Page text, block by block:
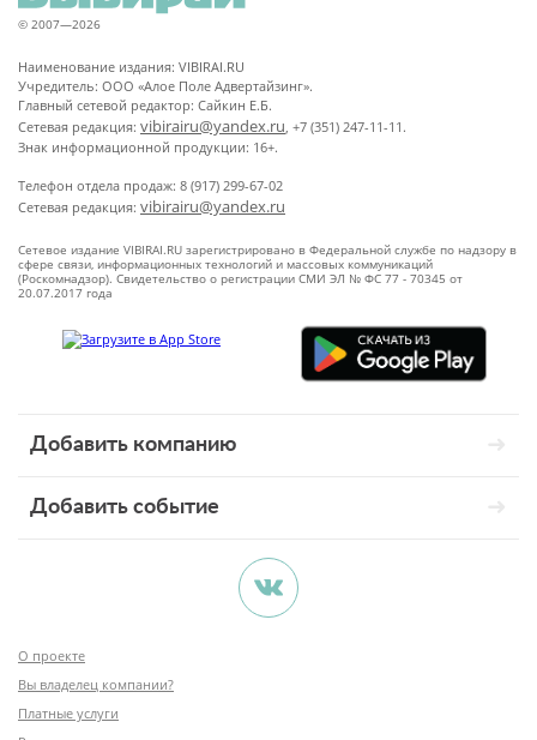
© 2007—2026
Наименование издания: VIBIRAI.RU
Учредитель: ООО «Алое Поле Адвертайзинг».
Главный сетевой редактор: Сайкин Е.Б.
Сетевая редакция: vibirairu@yandex.ru, +7 (351) 247-11-11.
Знак информационной продукции: 16+.
Телефон отдела продаж: 8 (917) 299-67-02
Сетевая редакция: vibirairu@yandex.ru
Сетевое издание VIBIRAI.RU зарегистрировано в Федеральной службе по надзору в
сфере связи, информационных технологий и массовых коммуникаций
(Роскомнадзор). Свидетельство о регистрации СМИ ЭЛ № ФС 77 - 70345 от
20.07.2017 года
Добавить компанию
Добавить событие
О проекте
Вы владелец компании?
Платные услуги